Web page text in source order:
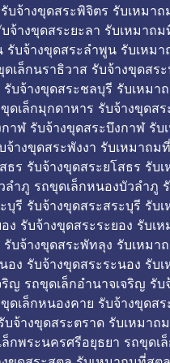
บจ้างขุดสระพิจิตร รับเหมา
จ้างขุดสระยะลา รับเหมาถม
รับจ้างขุดสระลำพูน รับเหม
เล็กนราธิวาส รับจ้างขุดสร
บจ้างขุดสระชลบุรี รับเหมา
เล็กมุกดาหาร รับจ้างขุดส
าฬ รับจ้างขุดสระบึงกาฬ รั
จ้างขุดสระพังงา รับเหมาถม
ธร รับจ้างขุดสระยโสธร รับ
ำภู รถขุดเล็กหนองบัวลำภู
บุรี รับจ้างขุดสระสระบุรี รับ
ง รับจ้างขุดสระระยอง รับเ
บจ้างขุดสระพัทลุง รับเหมา
อง รับจ้างขุดสระระนอง รับ
ญ รถขุดเล็กอำนาจเจริญ รั
เล็กหนองคาย รับจ้างขุดส
จ้างขุดสระตราด รับเหมาถ
พระนครศรีอยุธยา รถขุด